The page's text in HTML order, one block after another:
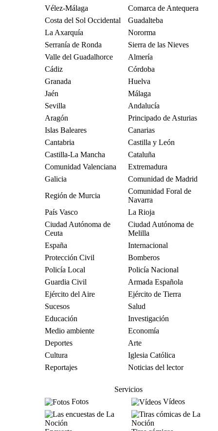
Vélez-Málaga
Comarca de Antequera
Costa del Sol Occidental
Guadalteba
La Axarquía
Nororma
Serranía de Ronda
Sierra de las Nieves
Valle del Guadalhorce
Almería
Cádiz
Córdoba
Granada
Huelva
Jaén
Málaga
Sevilla
Andalucía
Aragón
Principado de Asturias
Islas Baleares
Canarias
Cantabria
Castilla y León
Castilla-La Mancha
Cataluña
Comunidad Valenciana
Extremadura
Galicia
Comunidad de Madrid
Región de Murcia
Comunidad Foral de
Navarra
País Vasco
La Rioja
Ciudad Autónoma de
Ceuta
Ciudad Autónoma de
Melilla
España
Internacional
Protección Civil
Bomberos
Policía Local
Policía Nacional
Guardia Civil
Armada Española
Ejército del Aire
Ejército de Tierra
Sucesos
Salud
Educación
Investigación
Medio ambiente
Economía
Deportes
Arte
Cultura
Iglesia Católica
Reportajes
Noticias del lector
Servicios
Fotos
Vídeos